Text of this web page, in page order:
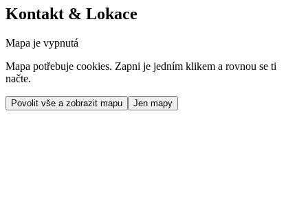
Kontakt & Lokace
Mapa je vypnutá
Mapa potřebuje cookies. Zapni je jedním klikem a rovnou se ti
načte.
Povolit vše a zobrazit mapu Jen mapy